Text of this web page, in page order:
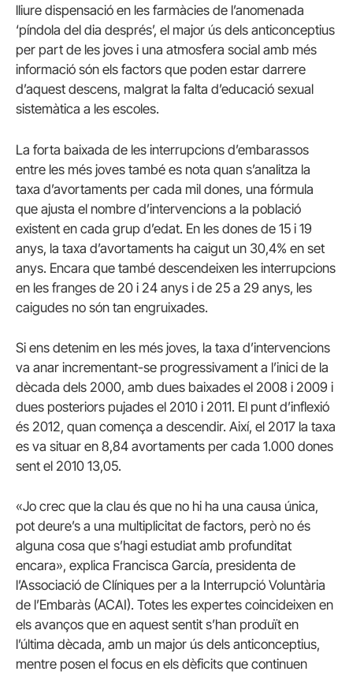
lliure dispensació en les farmàcies de l’anomenada
‘píndola del dia després’, el major ús dels anticonceptius
per part de les joves i una atmosfera social amb més
informació són els factors que poden estar darrere
d’aquest descens, malgrat la falta d’educació sexual
sistemàtica a les escoles.
La forta baixada de les interrupcions d’embarassos
entre les més joves també es nota quan s’analitza la
taxa d’avortaments per cada mil dones, una fórmula
que ajusta el nombre d’intervencions a la població
existent en cada grup d’edat. En les dones de 15 i 19
anys, la taxa d’avortaments ha caigut un 30,4% en set
anys. Encara que també descendeixen les interrupcions
en les franges de 20 i 24 anys i de 25 a 29 anys, les
caigudes no són tan engruixades.
Si ens detenim en les més joves, la taxa d’intervencions
va anar incrementant-se progressivament a l’inici de la
dècada dels 2000, amb dues baixades el 2008 i 2009 i
dues posteriors pujades el 2010 i 2011. El punt d’inflexió
és 2012, quan comença a descendir. Així, el 2017 la taxa
es va situar en 8,84 avortaments per cada 1.000 dones
sent el 2010 13,05.
«Jo crec que la clau és que no hi ha una causa única,
pot deure’s a una multiplicitat de factors, però no és
alguna cosa que s’hagi estudiat amb profunditat
encara», explica Francisca García, presidenta de
l’Associació de Clíniques per a la Interrupció Voluntària
de l’Embaràs (ACAI). Totes les expertes coincideixen en
els avanços que en aquest sentit s’han produït en
l’última dècada, amb un major ús dels anticonceptius,
mentre posen el focus en els dèficits que continuen